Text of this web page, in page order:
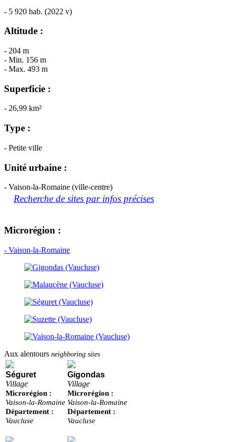
- 5 920 hab. (2022 v)
Altitude :
- 204 m
- Min. 156 m
- Max. 493 m
Superficie :
- 26,99 km²
Type :
- Petite ville
Unité urbaine :
- Vaison-la-Romaine (ville-centre)
Recherche de sites par infos précises
Microrégion :
- Vaison-la-Romaine
Aux alentours neighboring sites
Séguret
Village
Microrégion :
Vaison-la-Romaine
Département :
Vaucluse
Gigondas
Village
Microrégion :
Vaison-la-Romaine
Département :
Vaucluse